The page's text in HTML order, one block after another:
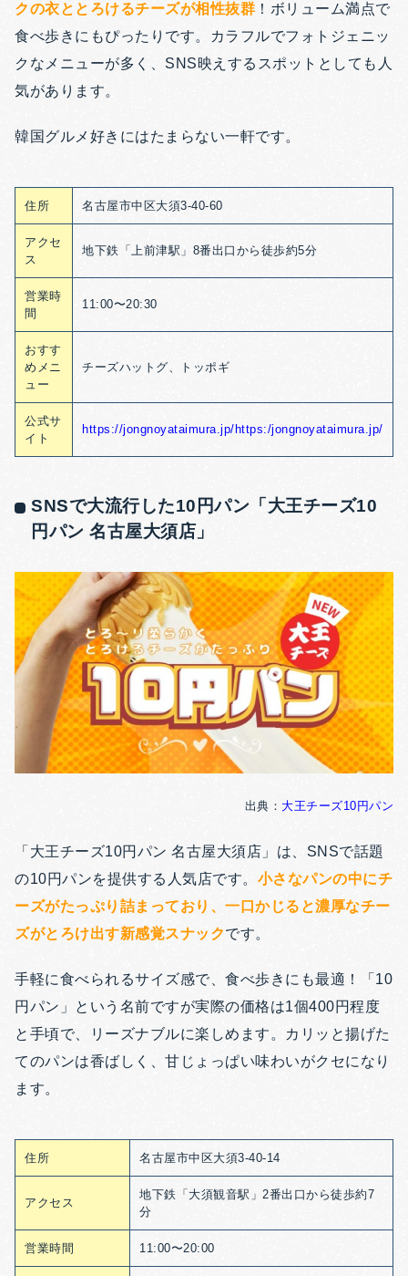
クの衣ととろけるチーズが相性抜群 ！ボリューム満点で
食べ歩きにもぴったりです。カラフルでフォトジェニッ
クなメニューが多く、SNS映えするスポットとしても人
気があります。
韓国グルメ好きにはたまらない一軒です。
住所 名古屋市中区大須3-40-60
アクセ
ス
地下鉄「上前津駅」8番出口から徒歩約5分
営業時
間
11:00〜20:30
おすす
めメニ
ュー
チーズハットグ、トッポギ
公式サ
イト
https://jongnoyataimura.jp/https:/jongnoyataimura.jp/
SNSで大流行した10円パン「大王チーズ10
円パン 名古屋大須店」
出典： 大王チーズ10円パン
「大王チーズ10円パン 名古屋大須店」は、SNSで話題
の10円パンを提供する人気店です。 小さなパンの中にチ
ーズがたっぷり詰まっており、一口かじると濃厚なチー
ズがとろけ出す新感覚スナックです。
手軽に食べられるサイズ感で、食べ歩きにも最適！「10
円パン」という名前ですが実際の価格は1個400円程度
と手頃で、リーズナブルに楽しめます。カリッと揚げた
てのパンは香ばしく、甘じょっぱい味わいがクセになり
ます。
住所 名古屋市中区大須3-40-14
アクセス
地下鉄「大須観音駅」2番出口から徒歩約7
分
営業時間 11:00〜20:00